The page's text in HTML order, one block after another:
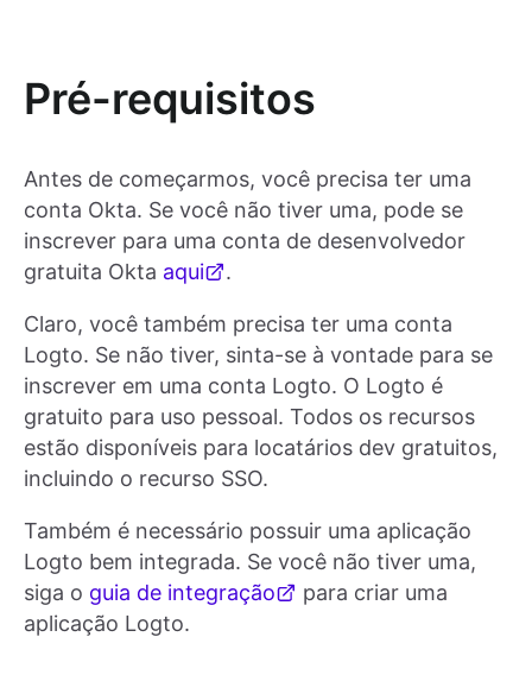
Pré-requisitos
Antes de começarmos, você precisa ter uma
conta Okta. Se você não tiver uma, pode se
inscrever para uma conta de desenvolvedor
gratuita Okta aqui .
Claro, você também precisa ter uma conta
Logto. Se não tiver, sinta-se à vontade para se
inscrever em uma conta Logto. O Logto é
gratuito para uso pessoal. Todos os recursos
estão disponíveis para locatários dev gratuitos,
incluindo o recurso SSO.
Também é necessário possuir uma aplicação
Logto bem integrada. Se você não tiver uma,
siga o guia de integração
para criar uma
aplicação Logto.